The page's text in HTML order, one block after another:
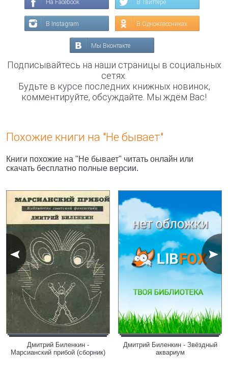
На Facebook В Твиттере
В Instagram В Одноклассниках
Мы Вконтакте
Подписывайтесь на наши страницы в социальных
сетях.
Будьте в курсе последних книжных новинок,
комментируйте, обсуждайте. Мы ждём Вас!
Похожие книги на "Не бывает"
Книги похожие на "Не бывает" читать онлайн или
скачать бесплатно полные версии.
Дмитрий Биленкин -
Марсианский прибой (сборник)
Дмитрий Биленкин - Звёздный
аквариум